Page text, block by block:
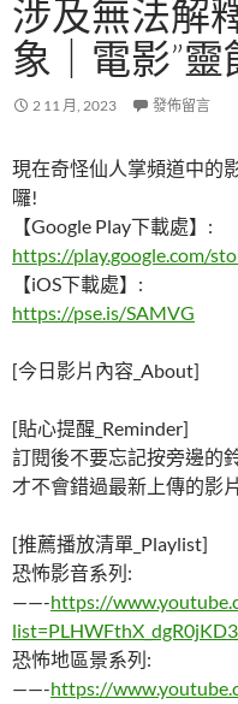
涉及無法解
象｜電影”
2 11 月, 2023 發佈留言
現在奇怪仙人掌頻道中的
囉!
【Google Play下載處】:
https://play.google.com/
【iOS下載處】:
https://pse.is/SAMVG
[今日影片內容_About]
[貼心提醒_Reminder]
訂閱後不要忘記按旁邊的
才不會錯過最新上傳的影
[推薦播放清單_Playlist]
恐怖影音系列:
——-https://
恐怖地區景系列:
——-https://